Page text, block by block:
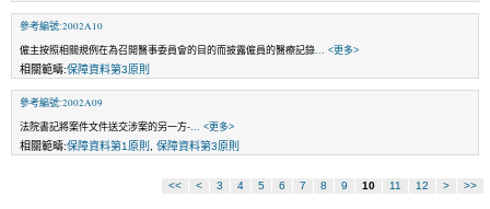
參考編號:2002A10
僱主按照相關規例在為召開醫事委員會的目的而披露僱員的醫療記錄 ... <更多>
相關範疇:保障資料第3原則
參考編號:2002A09
法院書記將案件文件送交涉案的另一方- ... <更多>
相關範疇:保障資料第1原則 保障資料第3原則
<< < 3 4 5 6 7 8 9 10 11 12 > >>